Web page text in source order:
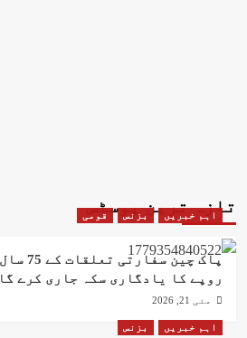
تازہ ترین پوسٹس
اہم خبریں بزنس قومی
روپے کا یادگاری سکہ جاری کرے گا
مئی 21, 2026
اہم خبریں بزنس